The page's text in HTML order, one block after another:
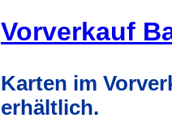
Vorverkauf
Karten im
erhältlich.